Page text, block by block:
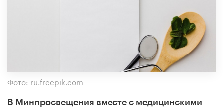
Фото: ru.freepik.com
В Минпросвещения вместе с медицинскими